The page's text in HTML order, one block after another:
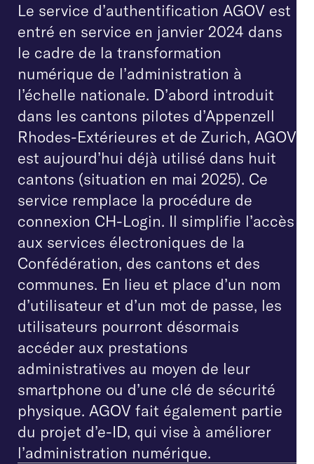
Le service d’authentification AGOV est
entré en service en janvier 2024 dans
le cadre de la transformation
numérique de l’administration à
l’échelle nationale. D’abord introduit
dans les cantons pilotes d’Appenzell
Rhodes-Extérieures et de Zurich, AGOV
est aujourd’hui déjà utilisé dans huit
cantons (situation en mai 2025). Ce
service remplace la procédure de
connexion CH-Login. Il simplifie l’accès
aux services électroniques de la
Confédération, des cantons et des
communes. En lieu et place d’un nom
d’utilisateur et d’un mot de passe, les
utilisateurs pourront désormais
accéder aux prestations
administratives au moyen de leur
smartphone ou d’une clé de sécurité
physique. AGOV fait également partie
du projet d’e-ID, qui vise à améliorer
l’administration numérique.